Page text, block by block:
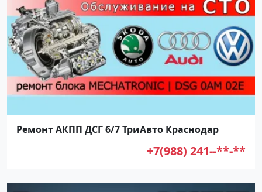
Ремонт АКПП ДСГ 6/7 ТриАвто Краснодар
+7(988) 241--**-**